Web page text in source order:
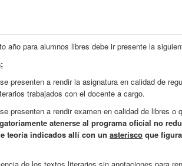
año para alumnos libres debe ir presente la
presenten a rendir la asignatura en calidad de
trabajados con el docente a cargo.
presenten a rendir examen en calidad de libres o
atenerse al programa oficial no
teoría indicados allí con un asterisco que